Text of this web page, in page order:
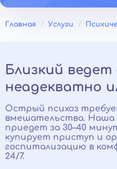
Главная Услуги
Близкий ведет
неадекватно
Острый психоз
вмешательства. Наша
приедет за 30–40
купирует приступ и
госпитализацию в
24/7.